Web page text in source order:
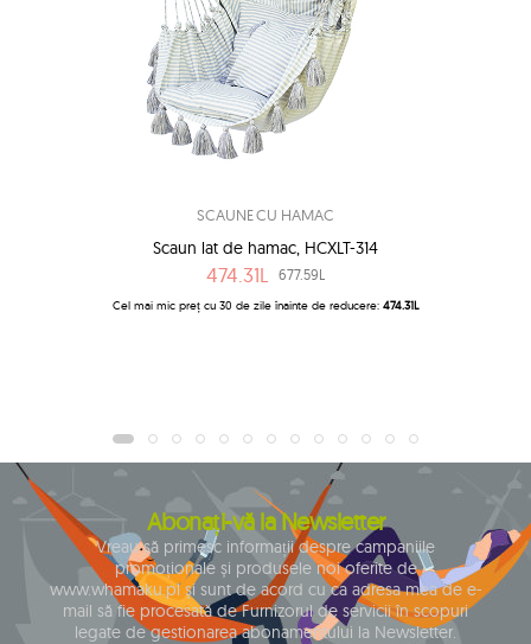
SCAUNE CU HAMAC
Scaun lat de hamac, HCXLT-314
474.31L 677.59L
Cel mai mic preț cu 30 de zile înainte de reducere: 474.31L
Abonați-vă la Newsletter
Vreau să primesc informații despre campaniile
promoționale și produsele noi oferite de
www.whamaku.pl și sunt de acord cu ca adresa mea de e-
mail să fie procesată de Furnizorul de servicii în scopuri
legate de gestionarea abonamentului la Newsletter.